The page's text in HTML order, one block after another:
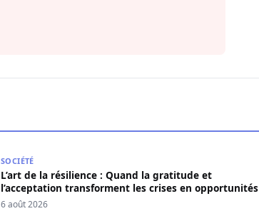
SOCIÉTÉ
L’art de la résilience : Quand la gratitude et
l’acceptation transforment les crises en opportunités
6 août 2026